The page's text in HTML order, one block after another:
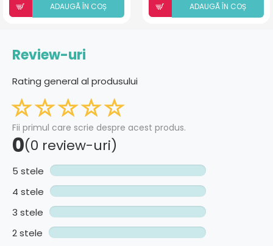
ADAUGÃ ÎN COȘ ADAUGÃ ÎN COȘ
Review-uri
Rating general al produsului
Fii primul care scrie despre acest produs.
0(0 review-uri)
5 stele
4 stele
3 stele
2 stele